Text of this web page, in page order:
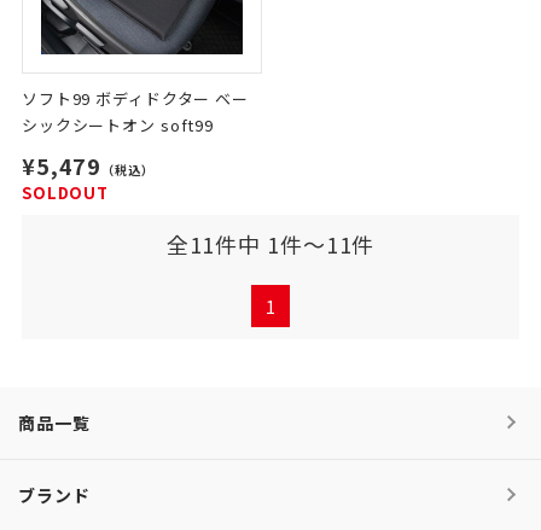
ソフト99 ボディドクター ベー
シックシートオン soft99
¥5,479 （税込）
SOLDOUT
全11件中 1件～11件
1
商品一覧
ブランド